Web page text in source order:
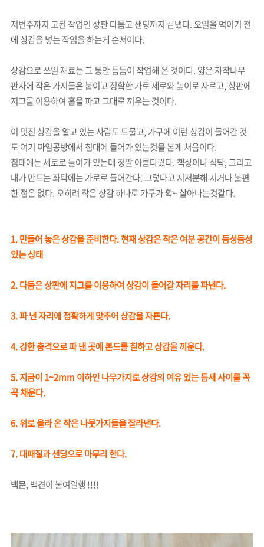
저번주까지 고된 작업인 상판 다듬고 샌딩까지 끝냈다. 오일을 먹이기 전
에 상감을 넣는 작업을 하는게 순서이다.
상감으로 쓰일 재료는 그 동안 틈틈이 작업해 온 것이다. 얇은 자작나무
판자에 작은 가지들은 붙이고 정확한 가로 세로와 높이로 자르고, 상판에
지그를 이용하여 홈을 파고 그대로 끼우는 것이다.
이 멋진 상감을 알고 있는 사람도 드물고, 가구에 이런 상감이 들어간 것
도 여기 짜임공방에서 침대에 들어가 있는것을 본게 처음이다.
침대에는 세로로 들어가 있는데 정말 아름다웠다. 책상이나 식탁, 그리고
내가 만드는 좌탁에는 가로로 들어간다. 그렇다고 지저분해 지거나 불편
한 점은 없다. 오히려 작은 상감 하나로 가구가 확~ 살아나는것같다.
1. 만들어 놓은 상감을 준비한다. 현재 상감은 작은 여분 공간이 듬성듬성
있는 상태
2. 다듬은 상판에 지그를 이용하여 상감이 들어갈 자리를 파낸다.
3. 파 낸 자리에 정확하게 맞추어 상감을 자른다.
4. 강한 충격으로 파 낸 곳에 본드를 칠하고 상감을 끼운다.
5. 지금이 1~2mm 이하인 나무가지로 상감의 여유 있는 틈새 사이를 꼭
꼭 채운다.
6. 위로 올라 온 작은 나뭇가지들을 잘라낸다.
7. 대패질과 샌딩으로 마무리 한다.
백문, 백견이 불여일행 !!!!